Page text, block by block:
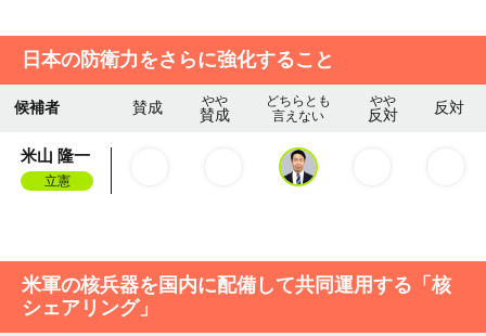
日本の防衛力をさらに強化すること
候補者 賛成 やや
賛成
どちらとも
言えない
やや
反対 反対
米山 隆一
立憲
米軍の核兵器を国内に配備して共同運用する「核
シェアリング」